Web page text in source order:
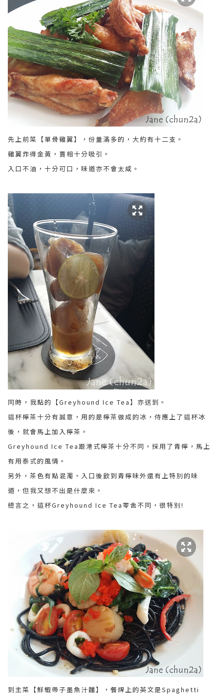
先上前菜【單骨雞翼】，份量滿多的，大約有十二支。
雞翼炸得金黃，賣相十分吸引。
入口不油，十分可口，味道亦不會太咸。
同時，我點的【Greyhound Ice Tea】亦送到。
這杯檸茶十分有誠意，用的是檸茶做成的冰，侍應上了這杯冰
後，就會馬上加入檸茶。
Greyhound Ice Tea跟港式檸茶十分不同，採用了青檸，馬上
有用泰式的風情。
另外，茶色有點混濁，入口後飲到青檸味外還有上特別的味
道，但我又想不出是什麼來。
總言之，這杯Greyhound Ice Tea零舍不同，很特別!
到主菜【鮮蝦帶子墨魚汁麵】，餐牌上的英文是Spaghetti